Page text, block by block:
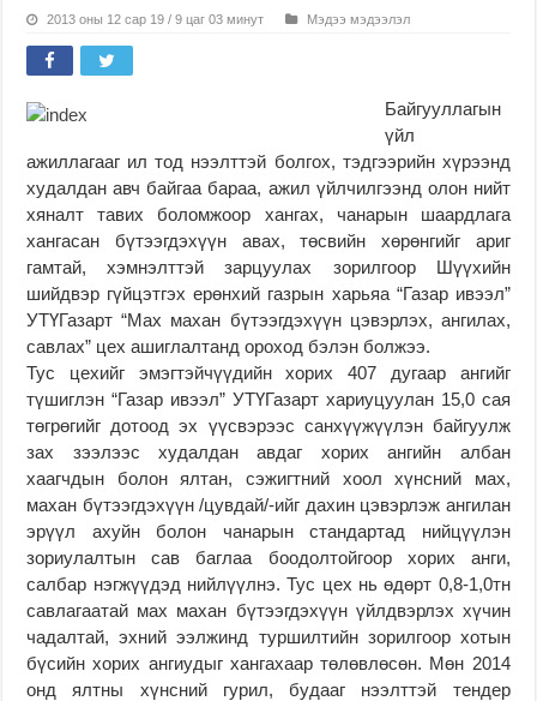
2013 оны 12 сар 19 / 9 цаг 03 минут Мэдээ мэдээлэл
Байгууллагын
үйл
ажиллагааг ил тод нээлттэй болгох, тэдгээрийн хүрээнд
худалдан авч байгаа бараа, ажил үйлчилгээнд олон нийт
хяналт тавих боломжоор хангах, чанарын шаардлага
хангасан бүтээгдэхүүн авах, төсвийн хөрөнгийг ариг
гамтай, хэмнэлттэй зарцуулах зорилгоор Шүүхийн
шийдвэр гүйцэтгэх ерөнхий газрын харьяа “Газар ивээл”
УТҮГазарт “Мах махан бүтээгдэхүүн цэвэрлэх, ангилах,
савлах” цех ашиглалтанд ороход бэлэн болжээ.
Тус цехийг эмэгтэйчүүдийн хорих 407 дугаар ангийг
түшиглэн “Газар ивээл” УТҮГазарт хариуцуулан 15,0 сая
төгрөгийг дотоод эх үүсвэрээс санхүүжүүлэн байгуулж
зах зээлээс худалдан авдаг хорих ангийн албан
хаагчдын болон ялтан, сэжигтний хоол хүнсний мах,
махан бүтээгдэхүүн /цувдай/-ийг дахин цэвэрлэж ангилан
эрүүл ахуйн болон чанарын стандартад нийцүүлэн
зориулалтын сав баглаа боодолтойгоор хорих анги,
салбар нэгжүүдэд нийлүүлнэ. Тус цех нь өдөрт 0,8-1,0тн
савлагаатай мах махан бүтээгдэхүүн үйлдвэрлэх хүчин
чадалтай, эхний ээлжинд туршилтийн зорилгоор хотын
бүсийн хорих ангиудыг хангахаар төлөвлөсөн. Мөн 2014
онд ялтны хүнсний гурил, будааг нээлттэй тендер